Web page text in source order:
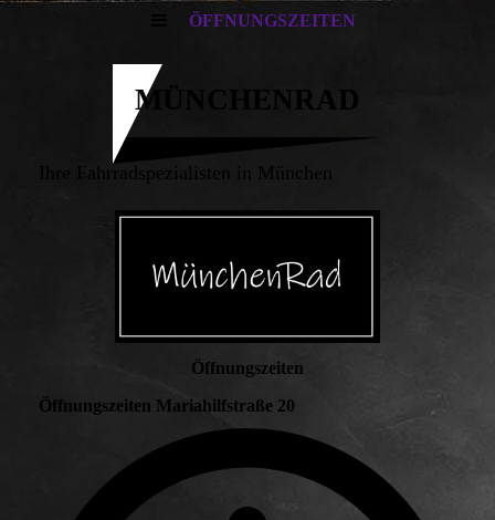
ÖFFNUNGSZEITEN
MÜNCHENRAD
Ihre Fahrradspezialisten in München
Öffnungszeiten
Öffnungszeiten Mariahilfstraße 20